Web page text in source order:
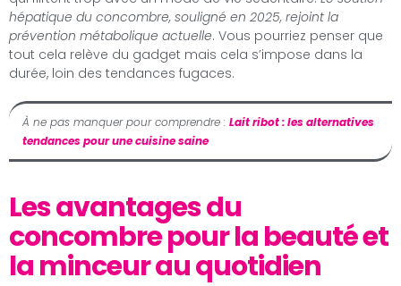
hépatique du concombre, souligné en 2025, rejoint la
prévention métabolique actuelle. Vous pourriez penser que
tout cela relève du gadget mais cela s’impose dans la
durée, loin des tendances fugaces.
À ne pas manquer pour comprendre : Lait ribot : les alternatives
tendances pour une cuisine saine
Les avantages du
concombre pour la beauté et
la minceur au quotidien